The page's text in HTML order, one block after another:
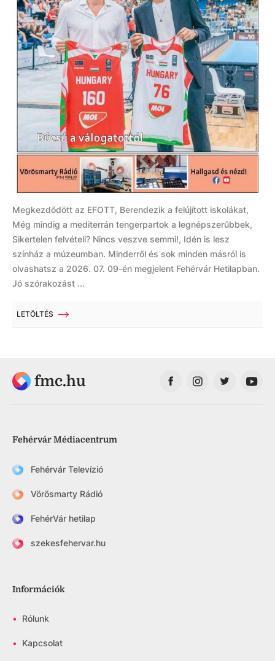
Megkezdődött az EFOTT, Berendezik a felújított iskolákat,
Még mindig a mediterrán tengerpartok a legnépszerűbbek,
Sikertelen felvételi? Nincs veszve semmi!, Idén is lesz
színház a múzeumban. Minderről és sok minden másról is
olvashatsz a 2026. 07. 09-én megjelent Fehérvár Hetilapban.
Jó szórakozást ...
LETÖLTÉS
fmc.hu
Fehérvár Médiacentrum
Fehérvár Televízió
Vörösmarty Rádió
FehérVár hetilap
szekesfehervar.hu
Információk
• Rólunk
• Kapcsolat